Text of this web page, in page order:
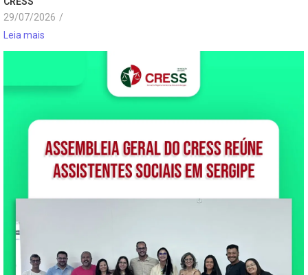
29/07/2026 /
Leia mais